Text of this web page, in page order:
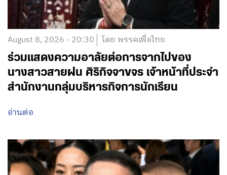
August 8, 2026 - 20:30 โดย พรรคเพื่อไทย
ร่วมแสดงความอาลัยต่อการจากไปของ
นางสาวสายฝน ศิริกิจจาขจร เจ้าหน้าที่ประจำ
สำนักงานกลุ่มบริหารกิจการนักเรียน
อ่านต่อ